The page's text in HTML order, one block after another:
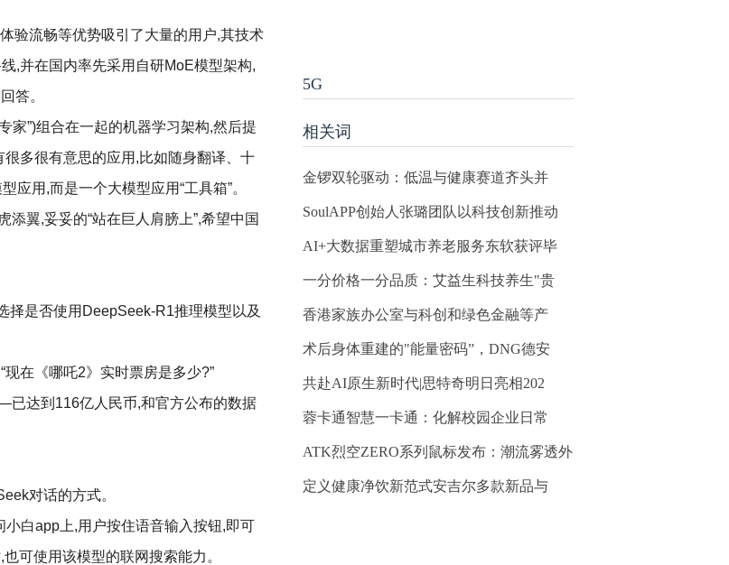
验流畅等优势吸引了大量的用户,其技术
,并在国内率先采用自研MoE模型架构,
答。
家”)组合在一起的机器学习架构,然后提
多很有意思的应用,比如随身翻译、十
应用,而是一个大模型应用“工具箱”。
翼,妥妥的“站在巨人肩膀上”,希望中国
择是否使用DeepSeek-R1推理模型以及
在《哪吒2》实时票房是多少?”
达到116亿人民币,和官方公布的数据
对话的方式。
白app上,用户按住语音输入按钮,即可
可使用该模型的联网搜索能力。
5G
相关词
金锣双轮驱动：低温与健康赛道齐头并
SoulAPP创始人张璐团队以科技创新推动
AI+大数据重塑城市养老服务东软获评毕
一分价格一分品质：艾益生科技养生"贵
香港家族办公室与科创和绿色金融等产
术后身体重建的"能量密码”，DNG德安
共赴AI原生新时代|思特奇明日亮相202
蓉卡通智慧一卡通：化解校园企业日常
ATK烈空ZERO系列鼠标发布：潮流雾透外
定义健康净饮新范式安吉尔多款新品与